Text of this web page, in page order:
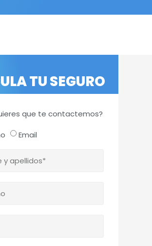
TU SEGURO
que te contactemos?
Email